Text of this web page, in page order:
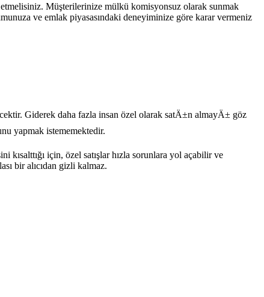
etmelisiniz. Müşterilerinize mülkü komisyonsuz olarak sunmak
ve emlak piyasasındaki deneyiminize göre karar vermeniz
Giderek daha fazla insan özel olarak satÄ±n almayÄ± göz
yapmak istememektedir.
kısalttığı için, özel satışlar hızla sorunlara yol açabilir ve
bir alıcıdan gizli kalmaz.